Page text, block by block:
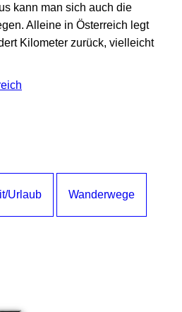
kann man sich auch die
Alleine in Österreich legt
Kilometer zurück, vielleicht
Urlaub Wanderwege